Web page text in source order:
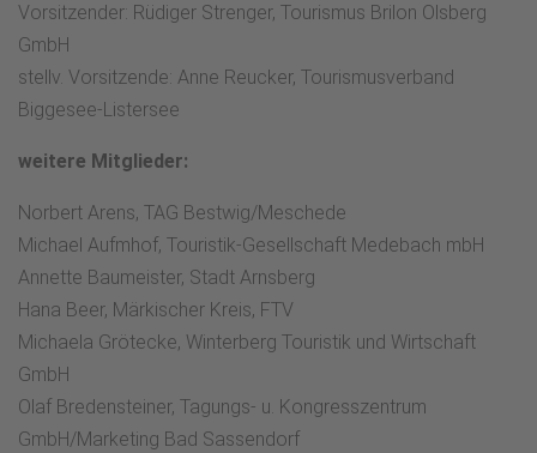
Vorsitzender: Rüdiger Strenger, Tourismus Brilon Olsberg
GmbH
stellv. Vorsitzende: Anne Reucker, Tourismusverband
Biggesee-Listersee
weitere Mitglieder:
Norbert Arens, TAG Bestwig/Meschede
Michael Aufmhof, Touristik-Gesellschaft Medebach mbH
Annette Baumeister, Stadt Arnsberg
Hana Beer, Märkischer Kreis, FTV
Michaela Grötecke, Winterberg Touristik und Wirtschaft
GmbH
Olaf Bredensteiner, Tagungs- u. Kongresszentrum
GmbH/Marketing Bad Sassendorf